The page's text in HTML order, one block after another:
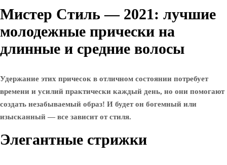
Мистер Стиль — 2021: лучшие
молодежные прически на
длинные и средние волосы
Удержание этих причесок в отличном состоянии потребует
времени и усилий практически каждый день, но они помогают
создать незабываемый образ! И будет он богемный или
изысканный — все зависит от стиля.
Элегантные стрижки